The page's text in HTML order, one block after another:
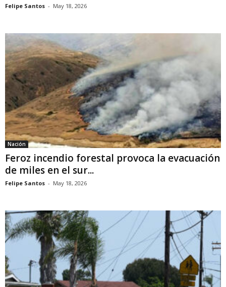
Felipe Santos - May 18, 2026
Nación
Feroz incendio forestal provoca la evacuación
de miles en el sur...
Felipe Santos - May 18, 2026